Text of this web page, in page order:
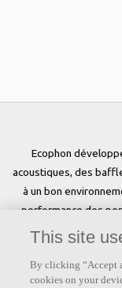
Ecophon
acoustiques, des
à un bon
performance des
people» est
This site
By clicking “Accept
cookies on your